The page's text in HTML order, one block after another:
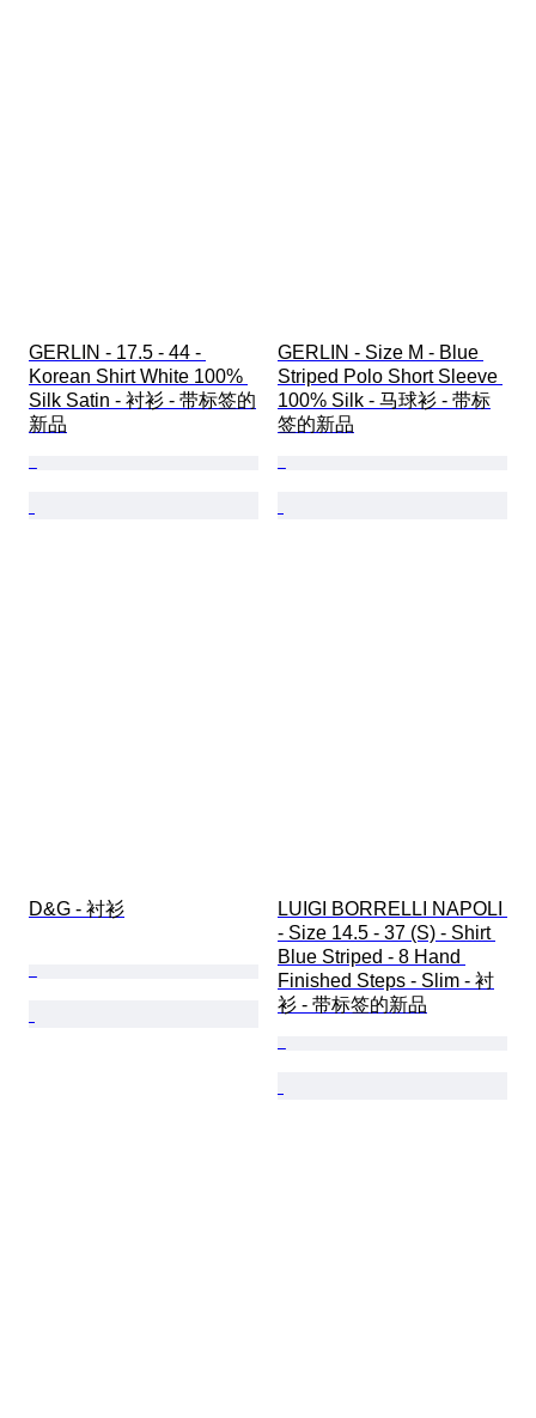
GERLIN - 17.5 - 44 -
Korean Shirt White 100%
Silk Satin - 衬衫 - 带标签的
新品
GERLIN - Size M - Blue
Striped Polo Short Sleeve
100% Silk - 马球衫 - 带标
签的新品
D&G - 衬衫
LUIGI BORRELLI NAPOLI
- Size 14.5 - 37 (S) - Shirt
Blue Striped - 8 Hand
Finished Steps - Slim - 衬
衫 - 带标签的新品